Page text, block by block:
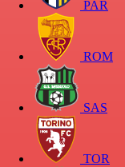
PAR
ROM
SAS
TOR